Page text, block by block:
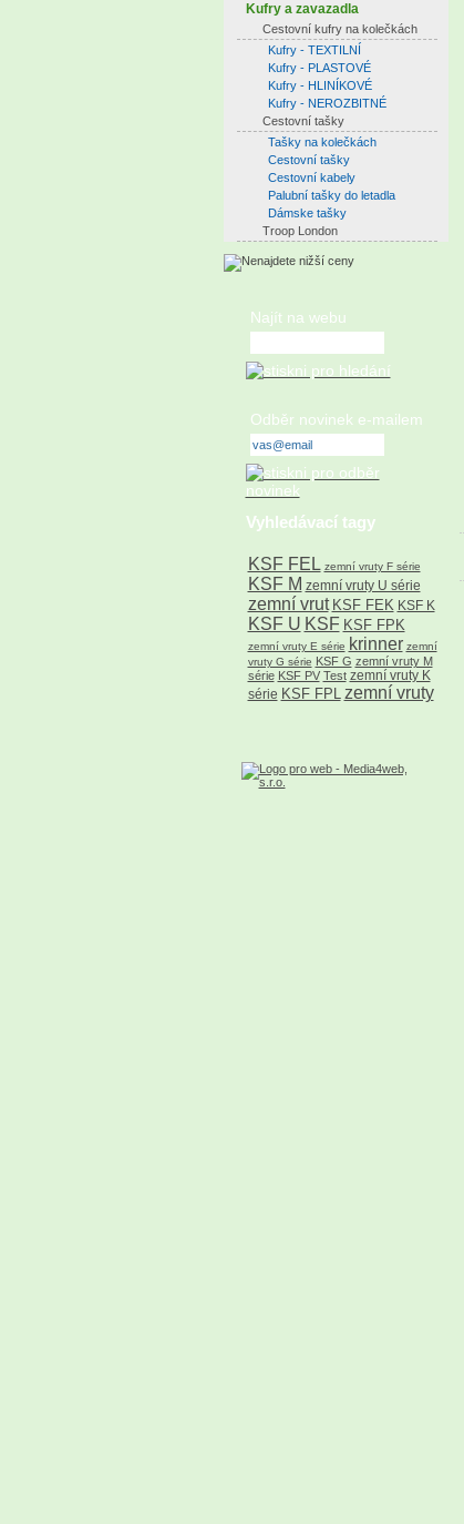
Kufry a zavazadla
Cestovní kufry na kolečkách
Kufry - TEXTILNÍ
Kufry - PLASTOVÉ
Kufry - HLINÍKOVÉ
Kufry - NEROZBITNÉ
Cestovní tašky
Tašky na kolečkách
Cestovní tašky
Cestovní kabely
Palubní tašky do letadla
Dámske tašky
Troop London
Najít na webu
Odběr novinek e-mailem
Vyhledávací tagy
KSF FEL zemní vruty F série
KSF M zemní vruty U série
zemní vrut KSF FEK KSF K
KSF U KSF KSF FPK
zemní vruty E série krinner zemní
vruty G série KSF G zemní vruty M
série KSF PV Test zemní vruty K
série KSF FPL zemní vruty